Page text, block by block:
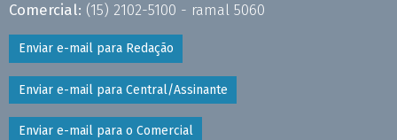
Comercial: (15) 2102-5100 - ramal 5060
Enviar e-mail para Redação
Enviar e-mail para Central/Assinante
Enviar e-mail para o Comercial